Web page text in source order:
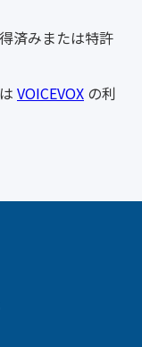
済みまたは特許
VOICEVOX の利